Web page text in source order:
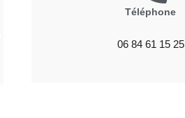
Téléphone
06 84 61 15 25